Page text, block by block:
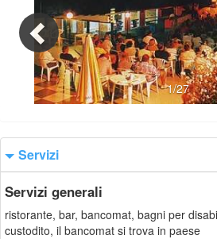
1/27
Servizi
Servizi generali
ristorante, bar, bancomat, bagni per
custodito, il bancomat si trova in paese